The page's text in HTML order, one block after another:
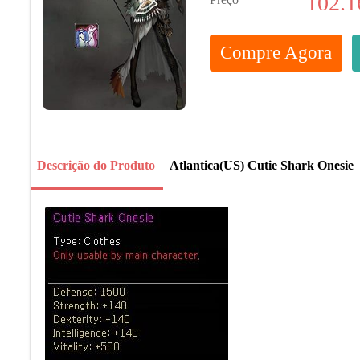
Compre Agora
Descrição do Produto Atlantica(US) Cutie Shark Onesie